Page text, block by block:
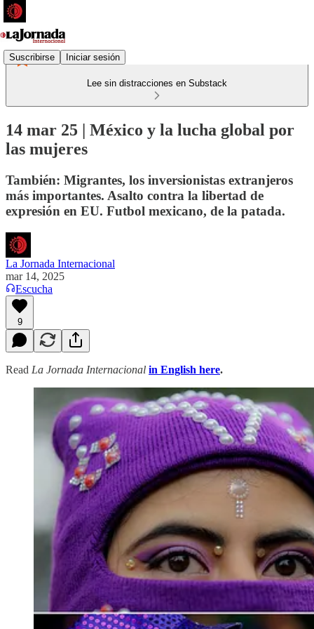
Suscribirse Iniciar sesión
Lee sin distracciones en Substack
14 mar 25 | México y la lucha global por
las mujeres
También: Migrantes, los inversionistas extranjeros
más importantes. Asalto contra la libertad de
expresión en EU. Futbol mexicano, de la patada.
La Jornada Internacional
mar 14, 2025
Escucha
9
Read La Jornada Internacional in English here.